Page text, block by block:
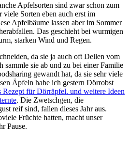
Apfelsorten sind zwar schon zum
Sorten eben auch erst im
Apfelbäume lassen aber im Sommer
Das geschieht bei wurmigen
starken Wind und Regen.
da sie ja auch oft Dellen vom
sammle sie ab und zu bei einer Familie
gewandt hat, da sie sehr viele
Äpfeln habe ich gestern Dörrobst
für Dörräpfel. und weitere Ideen
. Die Zwetschgen, die
reif sind, fallen dieses Jahr aus.
Früchte hatten, macht unser
Pause.